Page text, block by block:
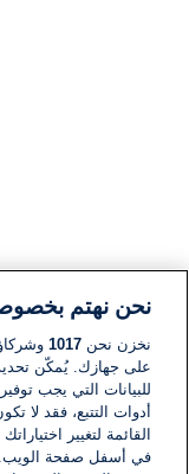
نحن نهتم
نخزن نحن 1017
على جهازك. يُمكّن تحديد
للبيانات التي يجب
أدوات التتبع، فقد لا
القائمة لتغيير
في أسفل صفحة الويب.